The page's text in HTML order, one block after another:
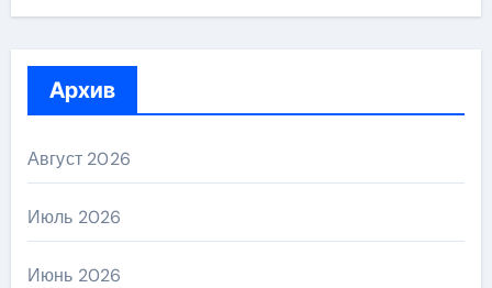
Архив
Август 2026
Июль 2026
Июнь 2026